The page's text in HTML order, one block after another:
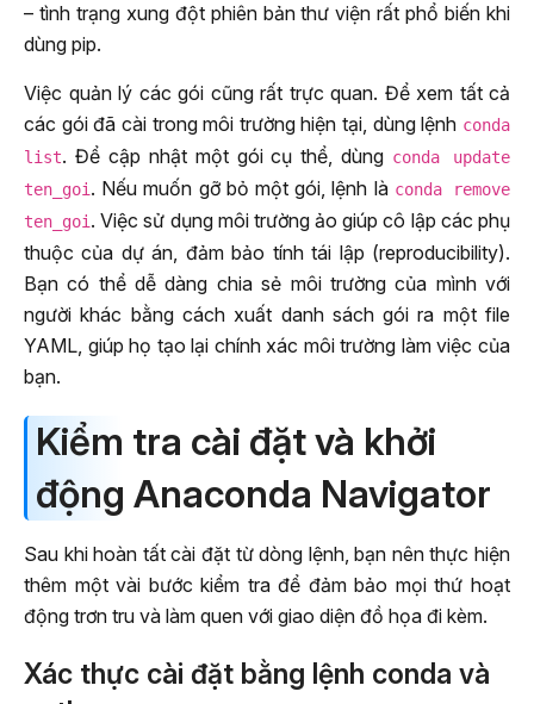
– tình trạng xung đột phiên bản thư viện rất phổ biến khi
dùng pip.
Việc quản lý các gói cũng rất trực quan. Để xem tất cả
các gói đã cài trong môi trường hiện tại, dùng lệnh conda
list. Để cập nhật một gói cụ thể, dùng conda update
ten_goi . Nếu muốn gỡ bỏ một gói, lệnh là conda remove
ten_goi . Việc sử dụng môi trường ảo giúp cô lập các phụ
thuộc của dự án, đảm bảo tính tái lập (reproducibility).
Bạn có thể dễ dàng chia sẻ môi trường của mình với
người khác bằng cách xuất danh sách gói ra một file
YAML, giúp họ tạo lại chính xác môi trường làm việc của
bạn.
Kiểm tra cài đặt và khởi
động Anaconda Navigator
Sau khi hoàn tất cài đặt từ dòng lệnh, bạn nên thực hiện
thêm một vài bước kiểm tra để đảm bảo mọi thứ hoạt
động trơn tru và làm quen với giao diện đồ họa đi kèm.
Xác thực cài đặt bằng lệnh conda và